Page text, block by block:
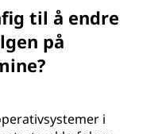
til å endre
på
i